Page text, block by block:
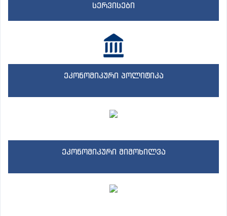
სერვისები
ეკონომიკური პოლიტიკა
ეკონომიკური მიმოხილვა